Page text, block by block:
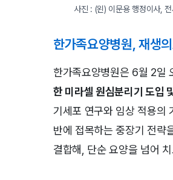
사진 : (왼) 이문용 행정이사,
한가족요양병원, 재생
한가족요양병원은 6월 2일
한 미라셀 원심분리기 도입
기세포 연구와 임상 적용의
반에 접목하는 중장기 전략
결합해, 단순 요양을 넘어